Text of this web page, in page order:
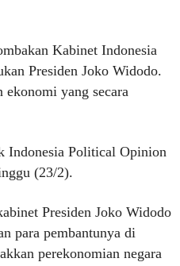
Kabinet Indonesia
Presiden Joko Widodo.
yang secara
Indonesia Political Opinion
(23/2).
Presiden Joko Widodo
para pembantunya di
perekonomian negara